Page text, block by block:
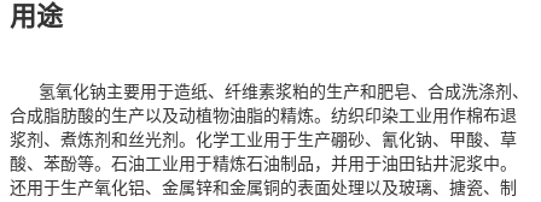
用途
氢氧化钠主要用于造纸、纤维素浆粕的生产和肥皂、合成洗涤剂、
合成脂肪酸的生产以及动植物油脂的精炼。纺织印染工业用作棉布退
浆剂、煮炼剂和丝光剂。化学工业用于生产硼砂、氰化钠、甲酸、草
酸、苯酚等。石油工业用于精炼石油制品，并用于油田钻井泥浆中。
还用于生产氧化铝、金属锌和金属铜的表面处理以及玻璃、搪瓷、制